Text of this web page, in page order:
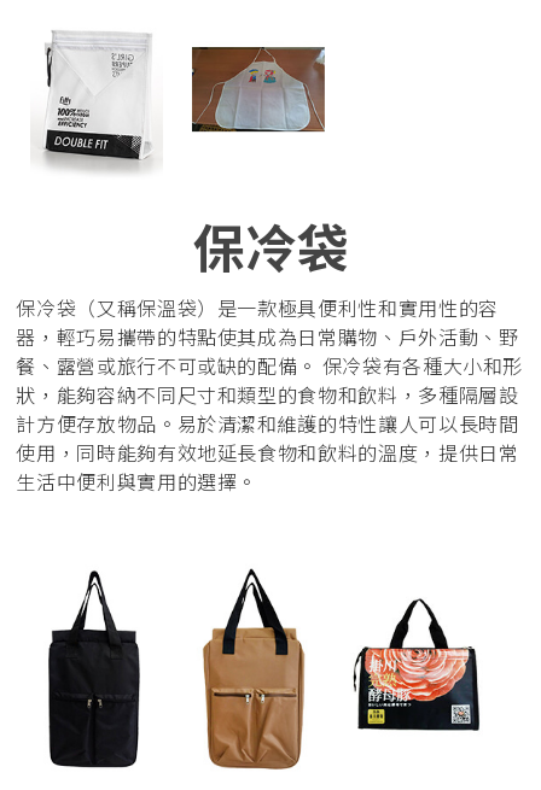
保冷袋
保冷袋（又稱保溫袋）是一款極具便利性和實用性的容
器，輕巧易攜帶的特點使其成為日常購物、戶外活動、野
餐、露營或旅行不可或缺的配備。 保冷袋有各種大小和形
狀，能夠容納不同尺寸和類型的食物和飲料，多種隔層設
計方便存放物品。易於清潔和維護的特性讓人可以長時間
使用，同時能夠有效地延長食物和飲料的溫度，提供日常
生活中便利與實用的選擇。